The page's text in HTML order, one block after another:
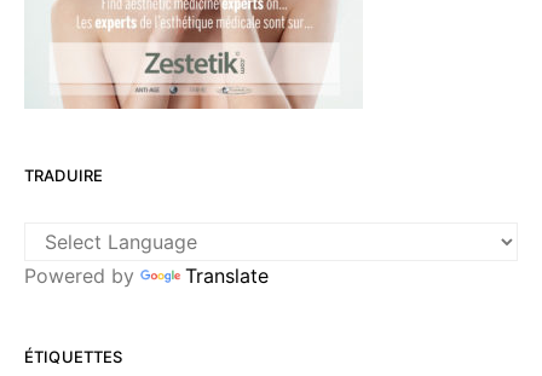
TRADUIRE
Powered by Translate
ÉTIQUETTES